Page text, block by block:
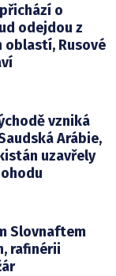
o
odejdou z
oblastí, Rusové
vzniká
Arábie,
uzavřely
Slovnaftem
rafinérii